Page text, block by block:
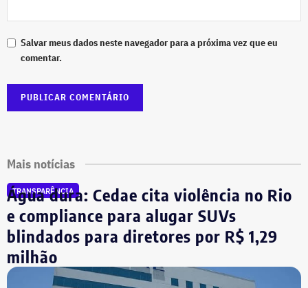
Salvar meus dados neste navegador para a próxima vez que eu
comentar.
Mais notícias
TRANSPARÊNCIA
Água dura: Cedae cita violência no Rio
e compliance para alugar SUVs
blindados para diretores por R$ 1,29
milhão